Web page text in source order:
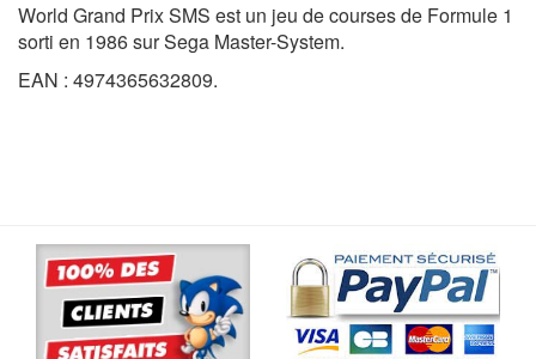
World Grand Prix SMS est un jeu de courses de Formule 1
sorti en 1986 sur Sega Master-System.
EAN : 4974365632809.